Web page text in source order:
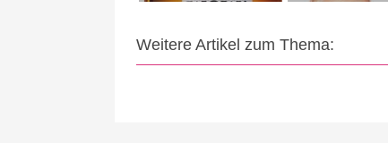
Weitere Artikel zum Thema: